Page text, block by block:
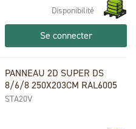
Disponibilité
Se connecter
PANNEAU 2D SUPER DS
8/6/8 250X203CM RAL6005
STA20V